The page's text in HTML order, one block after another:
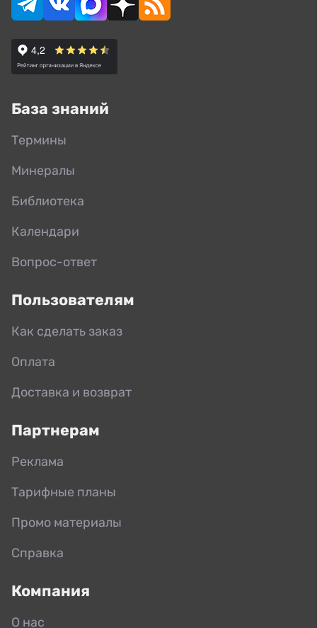
База знаний
Термины
Минералы
Библиотека
Календари
Вопрос-ответ
Пользователям
Как сделать заказ
Оплата
Доставка и возврат
Партнерам
Реклама
Тарифные планы
Промо материалы
Справка
Компания
О нас